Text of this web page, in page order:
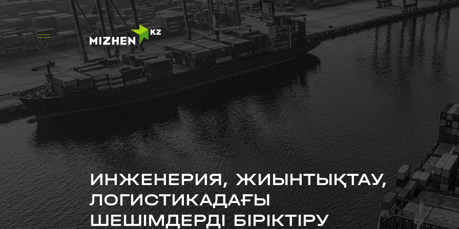
ИНЖЕНЕРИЯ, ЖИЫНТЫҚТАУ,
ЛОГИСТИКАДАҒЫ
ШЕШІМДЕРДІ БІРІКТІРУ